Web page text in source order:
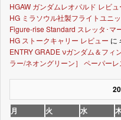
HGAW ガンダムレオパルド レビュ
HG ミラソウル社製フライトユニ
Figure-rise Standard スレッタ･マ
HG ストークキャリー レビュー に
ENTRY GRADE νガンダム＆フィ
ラー/ネオングリーン］ ペーパー
月
火 水